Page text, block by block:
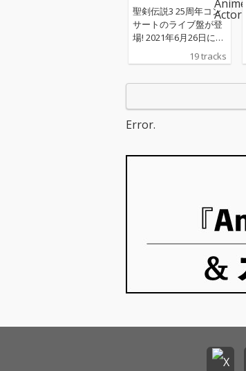
聖剣伝説3 25周年コン
サートのライブ盤が登
場! 2021年6月26日にオ
ンラインで配信された
オフィシャルコンサー
登場! 指揮・大井剛史
団による珠玉の演奏
19 tracks
Error.